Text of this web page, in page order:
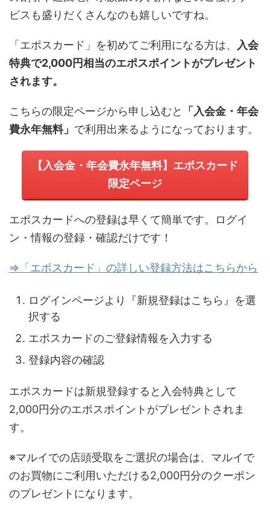
ビスも盛りだくさんなのも嬉しいですね。
「エポスカード」を初めてご利用になる方は、 入会
特典で2,000円相当のエポスポイントがプレゼント
されます。
こちらの限定ページから申し込むと
「入会金・年会
費永年無料」 で利用出来るようになっております。
【入会金・年会費永年無料】エポスカード
限定ページ
エポスカードへの登録は早くて簡単です。ログイ
ン・情報の登録・確認だけです！
⇒「エポスカード」の詳しい登録方法はこちらから
ログインページより『新規登録はこちら』を選
択する
エポスカードのご登録情報を入力する
登録内容の確認
エポスカードは新規登録すると入会特典として
2,000円分のエポスポイントがプレゼントされま
す。
※マルイでの店頭受取をご選択の場合は、マルイで
のお買物にご利用いただける2,000円分のクーポン
のプレゼントになります。